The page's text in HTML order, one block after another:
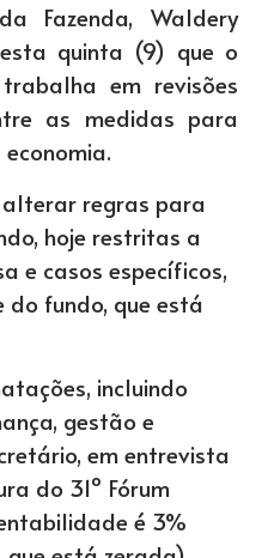
Fazenda, Waldery
quinta (9) que o
em revisões
as medidas para
regras para
hoje restritas a
e casos específicos,
fundo, que está
incluindo
gestão e
em entrevista
do 31º Fórum
é 3%